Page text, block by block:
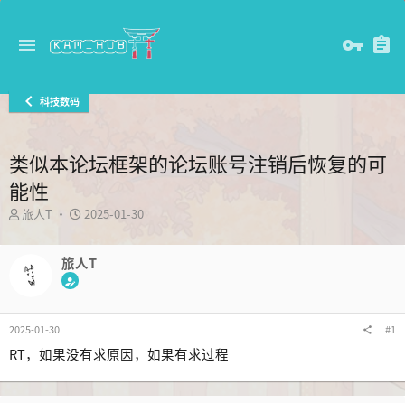
科技数码
类似本论坛框架的论坛账号注销后恢复的可
能性
主
发
起
人
旅人T
发
时
间
2025-01-30
旅人T
2025-01-30 #1
RT，如果没有求原因，如果有求过程